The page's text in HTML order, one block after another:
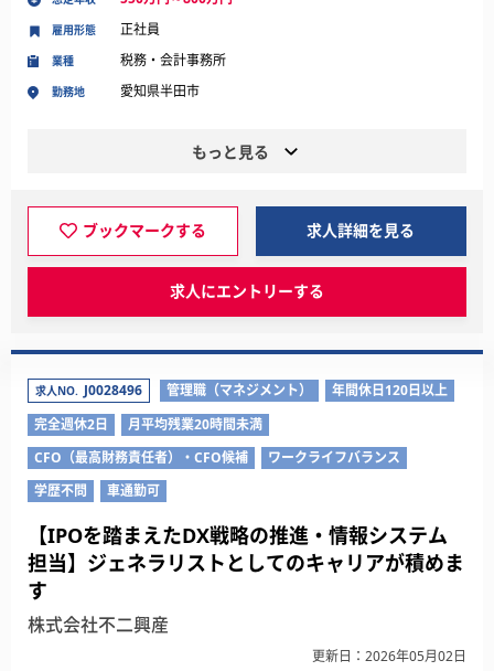
業種 税務・会計事務所
勤務地 愛知県半田市
雇用形態 正社員
もっと見る
ブックマークする 求人詳細を見る
求人にエントリーする
求人NO. J0028496 管理職（マネジメント）
年間休日120日以上
完全週休2日
月平均残業20時間未満
CFO（最高財務責任者）・CFO候補
ワークライフバランス
学歴不問
車通勤可
【IPOを踏まえたDX戦略の推進・情報システム
担当】ジェネラリストとしてのキャリアが積めま
す
株式会社不二興産
更新日：2026年05月02日